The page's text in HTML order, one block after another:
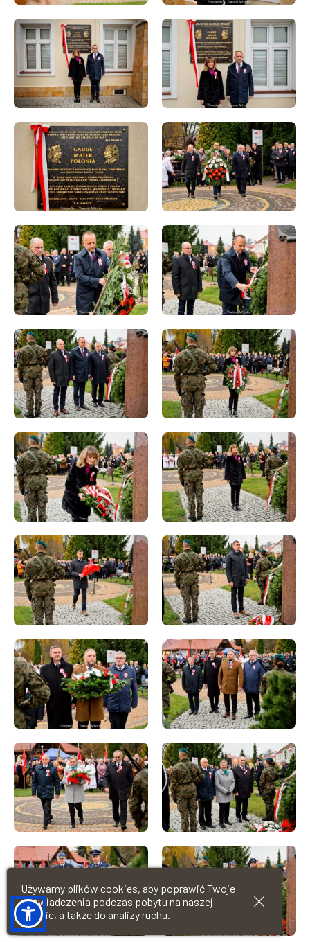
Używamy plików cookies, aby poprawić Twoje
doświadczenia podczas pobytu na naszej
stronie, a także do analizy ruchu.